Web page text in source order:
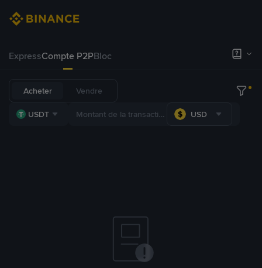
ExpressCompte P2PBloc
Acheter Vendre
USDT USD